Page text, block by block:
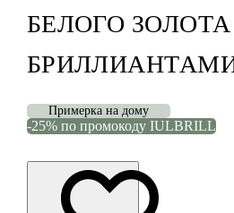
БЕЛОГО
БРИЛЛИАНТАМИ
Примерка на дому
-25% по промокоду IULBRILL